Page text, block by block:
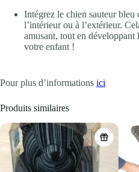
Intégrez le chien sauteur bleu
l’intérieur ou à l’extérieur.
amusant, tout en
votre enfant !
Pour plus d’informations ici
Produits similaires